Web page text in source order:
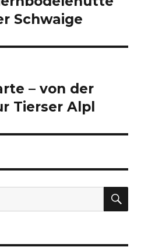
Schwaige
– von der
Tierser Alpl